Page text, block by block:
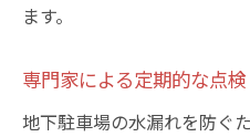
ます。
専門家による定期的な点検
地下駐車場の水漏れを防ぐ